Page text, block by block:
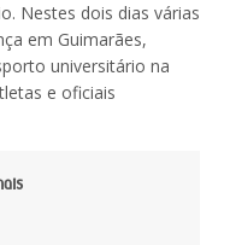
Nestes dois dias várias
em Guimarães,
universitário na
e oficiais